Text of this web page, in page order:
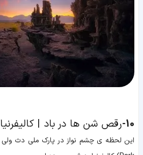
10- رقص شن ها در باد | کالیفرنیا